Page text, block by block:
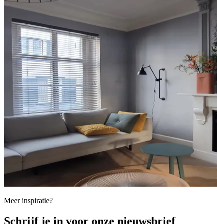
Meer inspiratie?
Schrijf je in voor onze nieuwsbrief